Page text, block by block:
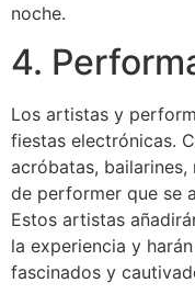
noche.
4.
Los artistas y
fiestas electrónicas.
acróbatas,
de performer que se
Estos artistas
la experiencia y
fascinados y